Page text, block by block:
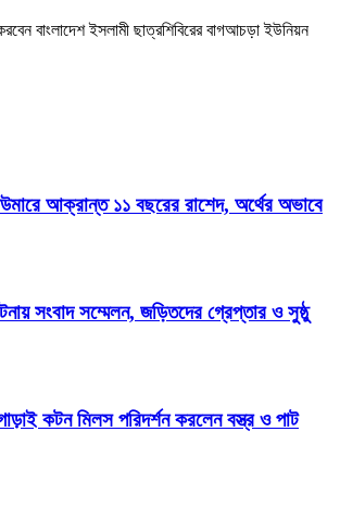
বাংলাদেশ ইসলামী ছাত্রশিবিরের বাগআচড়া ইউনিয়ন
আক্রান্ত ১১ বছরের রাশেদ, অর্থের অভাবে
সংবাদ সম্মেলন, জড়িতদের গ্রেপ্তার ও সুষ্ঠু
কটন মিলস পরিদর্শন করলেন বস্ত্র ও পাট